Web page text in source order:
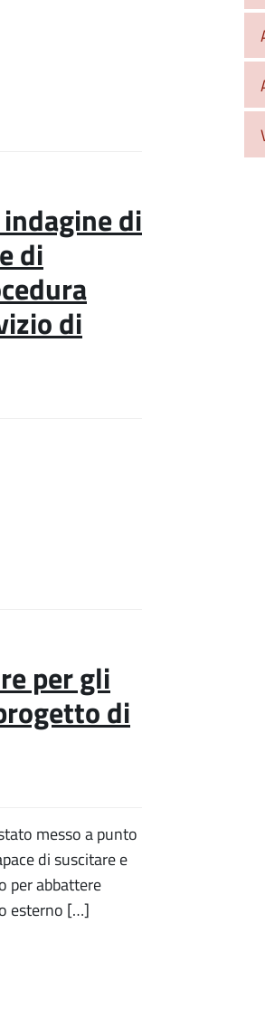
di
di
di
per gli
di
messo a punto
di suscitare e
per abbattere
esterno […]